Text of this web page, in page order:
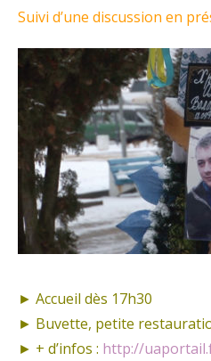
Suivi d’une discussion en
► Accueil dès 17h30
► Buvette, petite
► + d’infos : http://